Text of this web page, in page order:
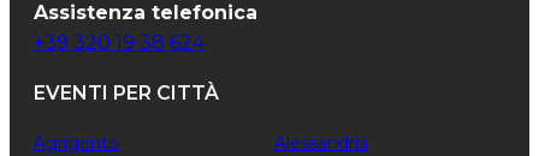
Assistenza telefonica
+39 320 19 38 624
EVENTI PER CITTÀ
Agrigento Alessandria